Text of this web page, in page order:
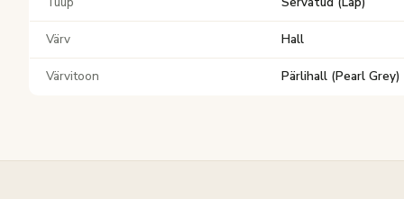
Värv Hall
Värvitoon Pärlihall (Pearl Grey)